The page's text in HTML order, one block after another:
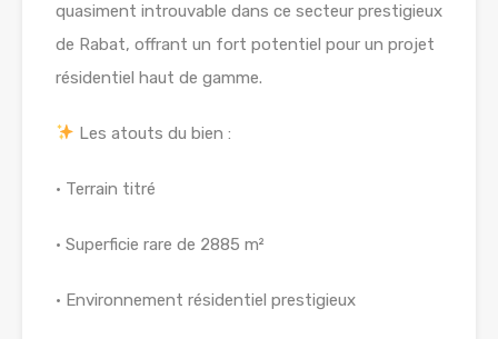
quasiment introuvable dans ce secteur prestigieux
de Rabat, offrant un fort potentiel pour un projet
résidentiel haut de gamme.
Les atouts du bien :
• Terrain titré
• Superficie rare de 2885 m²
• Environnement résidentiel prestigieux